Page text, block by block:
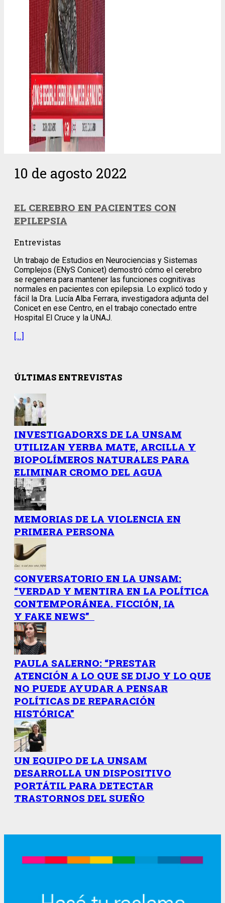
10 de agosto 2022
EL CEREBRO EN PACIENTES CON
EPILEPSIA
Entrevistas
Un trabajo de Estudios en Neurociencias y Sistemas
Complejos (ENyS Conicet) demostró cómo el cerebro
se regenera para mantener las funciones cognitivas
normales en pacientes con epilepsia. Lo explicó todo y
fácil la Dra. Lucía Alba Ferrara, investigadora adjunta del
Conicet en ese Centro, en el trabajo conectado entre
Hospital El Cruce y la UNAJ.
[…]
ÚLTIMAS ENTREVISTAS
INVESTIGADORXS DE LA UNSAM
UTILIZAN YERBA MATE, ARCILLA Y
BIOPOLÍMEROS NATURALES PARA
ELIMINAR CROMO DEL AGUA
MEMORIAS DE LA VIOLENCIA EN
PRIMERA PERSONA
CONVERSATORIO EN LA UNSAM:
“VERDAD Y MENTIRA EN LA POLÍTICA
CONTEMPORÁNEA. FICCIÓN, IA
Y FAKE NEWS”
PAULA SALERNO: “PRESTAR
ATENCIÓN A LO QUE SE DIJO Y LO QUE
NO PUEDE AYUDAR A PENSAR
POLÍTICAS DE REPARACIÓN
HISTÓRICA”
UN EQUIPO DE LA UNSAM
DESARROLLA UN DISPOSITIVO
PORTÁTIL PARA DETECTAR
TRASTORNOS DEL SUEÑO